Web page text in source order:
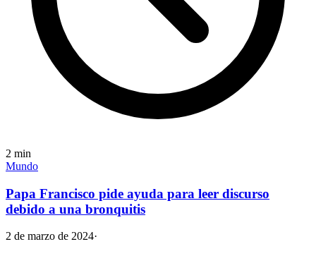
2 min
Mundo
Papa Francisco pide ayuda para leer discurso
debido a una bronquitis
2 de marzo de 2024·